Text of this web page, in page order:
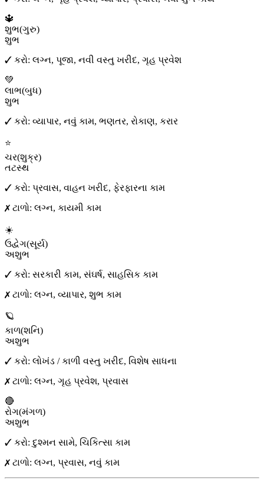
🔱
શુભ(ગુરુ)
શુભ
✓ કરો: લગ્ન, પૂજા, નવી વસ્તુ ખરીદ, ગૃહ પ્રવેશ
💚
લાભ(બુધ)
શુભ
✓ કરો: વ્યાપાર, નવું કામ, ભણતર, રોકાણ, કરાર
⭐
ચર(શુક્ર)
તટસ્થ
✓ કરો: પ્રવાસ, વાહન ખરીદ, ફેરફારના કામ
✗ ટાળો: લગ્ન, કાયમી કામ
☀️
ઉદ્વેગ(સૂર્ય)
અશુભ
✓ કરો: સરકારી કામ, સંઘર્ષ, સાહસિક કામ
✗ ટાળો: લગ્ન, વ્યાપાર, શુભ કામ
🪐
કાળ(શનિ)
અશુભ
✓ કરો: લોખંડ / કાળી વસ્તુ ખરીદ, વિશેષ સાધના
✗ ટાળો: લગ્ન, ગૃહ પ્રવેશ, પ્રવાસ
🔴
રોગ(મંગળ)
અશુભ
✓ કરો: દુશ્મન સામે, ચિકિત્સા કામ
✗ ટાળો: લગ્ન, પ્રવાસ, નવું કામ